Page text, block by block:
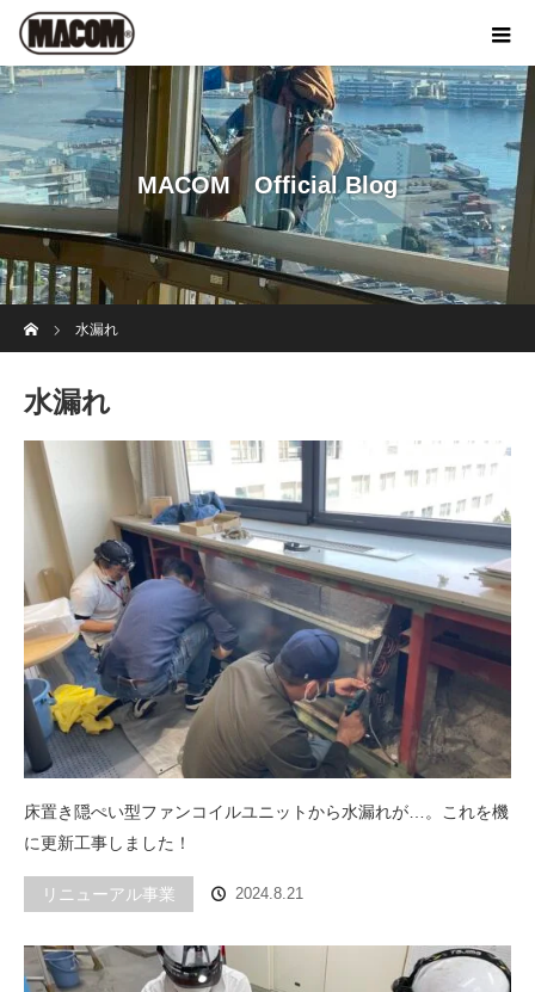
MACOM Official Blog
水漏れ
水漏れ
床置き隠ぺい型ファンコイルユニットから水漏れが…。これを機
に更新工事しました！
リニューアル事業 2024.8.21